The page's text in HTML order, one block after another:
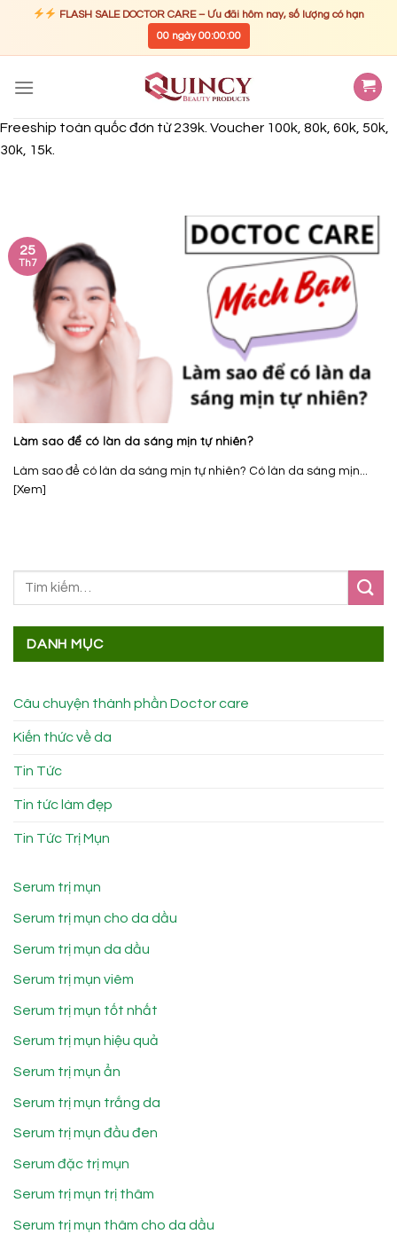
FLASH SALE DOCTOR CARE – Ưu đãi hôm nay, số lượng có hạn
00ngày00:00:00
Freeship toàn quốc đơn từ 239k. Voucher 100k, 80k, 60k, 50k,
30k, 15k.
Làm sao để có làn da sáng mịn tự nhiên?
Làm sao để có làn da sáng mịn tự nhiên? Có làn da sáng mịn...
[Xem]
25
Th7
DANH MỤC
Câu chuyện thành phần Doctor care
Kiến thức về da
Tin Tức
Tin tức làm đẹp
Tin Tức Trị Mụn
Serum trị mụn
Serum trị mụn cho da dầu
Serum trị mụn da dầu
Serum trị mụn viêm
Serum trị mụn tốt nhất
Serum trị mụn hiệu quả
Serum trị mụn ẩn
Serum trị mụn trắng da
Serum trị mụn đầu đen
Serum đặc trị mụn
Serum trị mụn trị thâm
Serum trị mụn thâm cho da dầu